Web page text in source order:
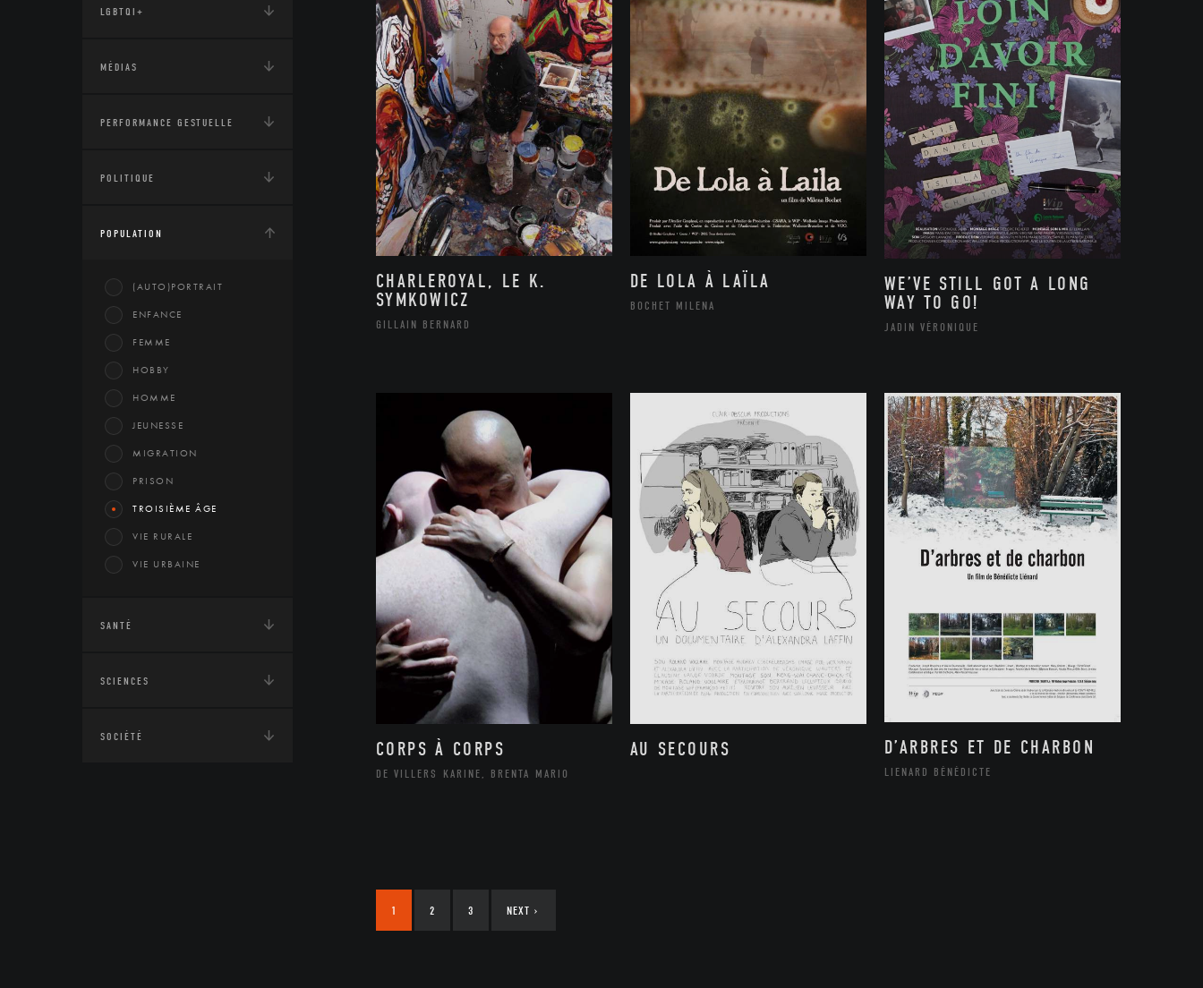
LGBTQI+
MÉDIAS
PERFORMANCE GESTUELLE
POLITIQUE
POPULATION
(AUTO)PORTRAIT
ENFANCE
FEMME
HOBBY
HOMME
JEUNESSE
MIGRATION
PRISON
TROISIÈME ÂGE
VIE RURALE
VIE URBAINE
SANTÉ
SCIENCES
SOCIÉTÉ
CHARLEROYAL, LE K.
SYMKOWICZ
GILLAIN BERNARD
DE LOLA À LAÏLA
BOCHET MILENA
WE’VE STILL GOT A LONG
WAY TO GO!
JADIN VÉRONIQUE
CORPS À CORPS
DE VILLERS KARINE, BRENTA MARIO
AU SECOURS D’ARBRES ET DE CHARBON
LIENARD BÉNÉDICTE
1 2 3 NEXT ›